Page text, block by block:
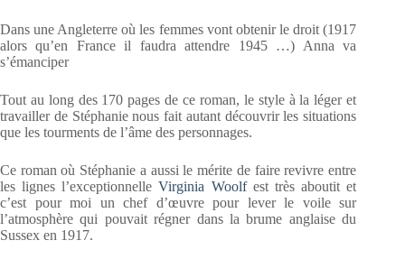
Dans une Angleterre où les femmes vont obtenir le droit (1917
alors qu’en France il faudra attendre 1945 …) Anna va
s’émanciper
Tout au long des 170 pages de ce roman, le style à la léger et
travailler de Stéphanie nous fait autant découvrir les situations
que les tourments de l’âme des personnages.
Ce roman où Stéphanie a aussi le mérite de faire revivre entre
les lignes l’exceptionnelleVirginia Woolfest très aboutit et
c’est pour moi un chef d’œuvre pour lever le voile sur
l’atmosphère qui pouvait régner dans la brume anglaise du
Sussex en 1917.